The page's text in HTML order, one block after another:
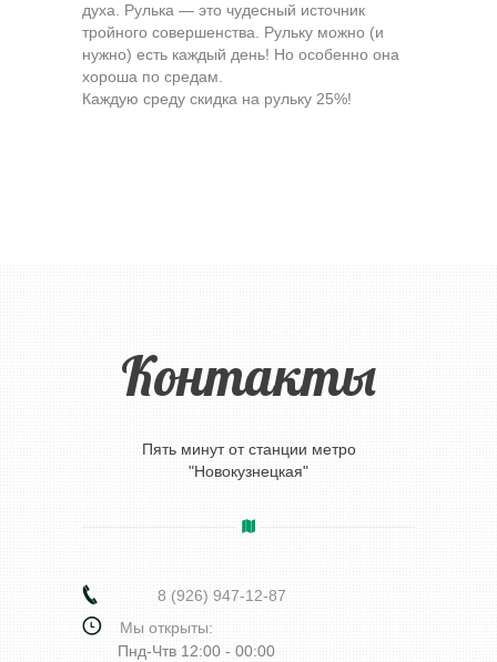
духа. Рулька — это чудесный источник
тройного совершенства. Рульку можно (и
нужно) есть каждый день! Но особенно она
хороша по средам.
Каждую среду скидка на рульку 25%!
Контакты
Пять минут от станции метро
"Новокузнецкая"
8 (926) 947-12-87
Мы открыты:
Пнд-Чтв 12:00 - 00:00